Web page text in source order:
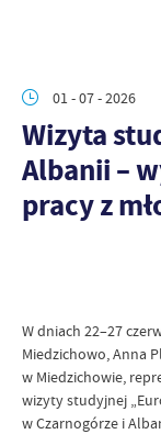
01 - 07 - 2026
Wizyta
Albanii –
pracy z
W dniach 22–27
Miedzichowo, Anna
w Miedzichowie,
wizyty studyjnej
w Czarnogórze i